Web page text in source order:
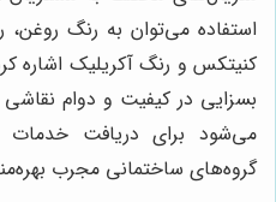
استفاده می‌توان به رنگ روغن،
کنیتکس و رنگ آکریلیک اشاره
بسزایی در کیفیت و دوام نقاشی
می‌شود برای دریافت
گروه‌های ساختمانی مجرب